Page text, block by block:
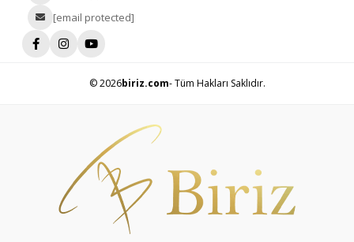
[email protected]
© 2026biriz.com- Tüm Hakları Saklıdır.